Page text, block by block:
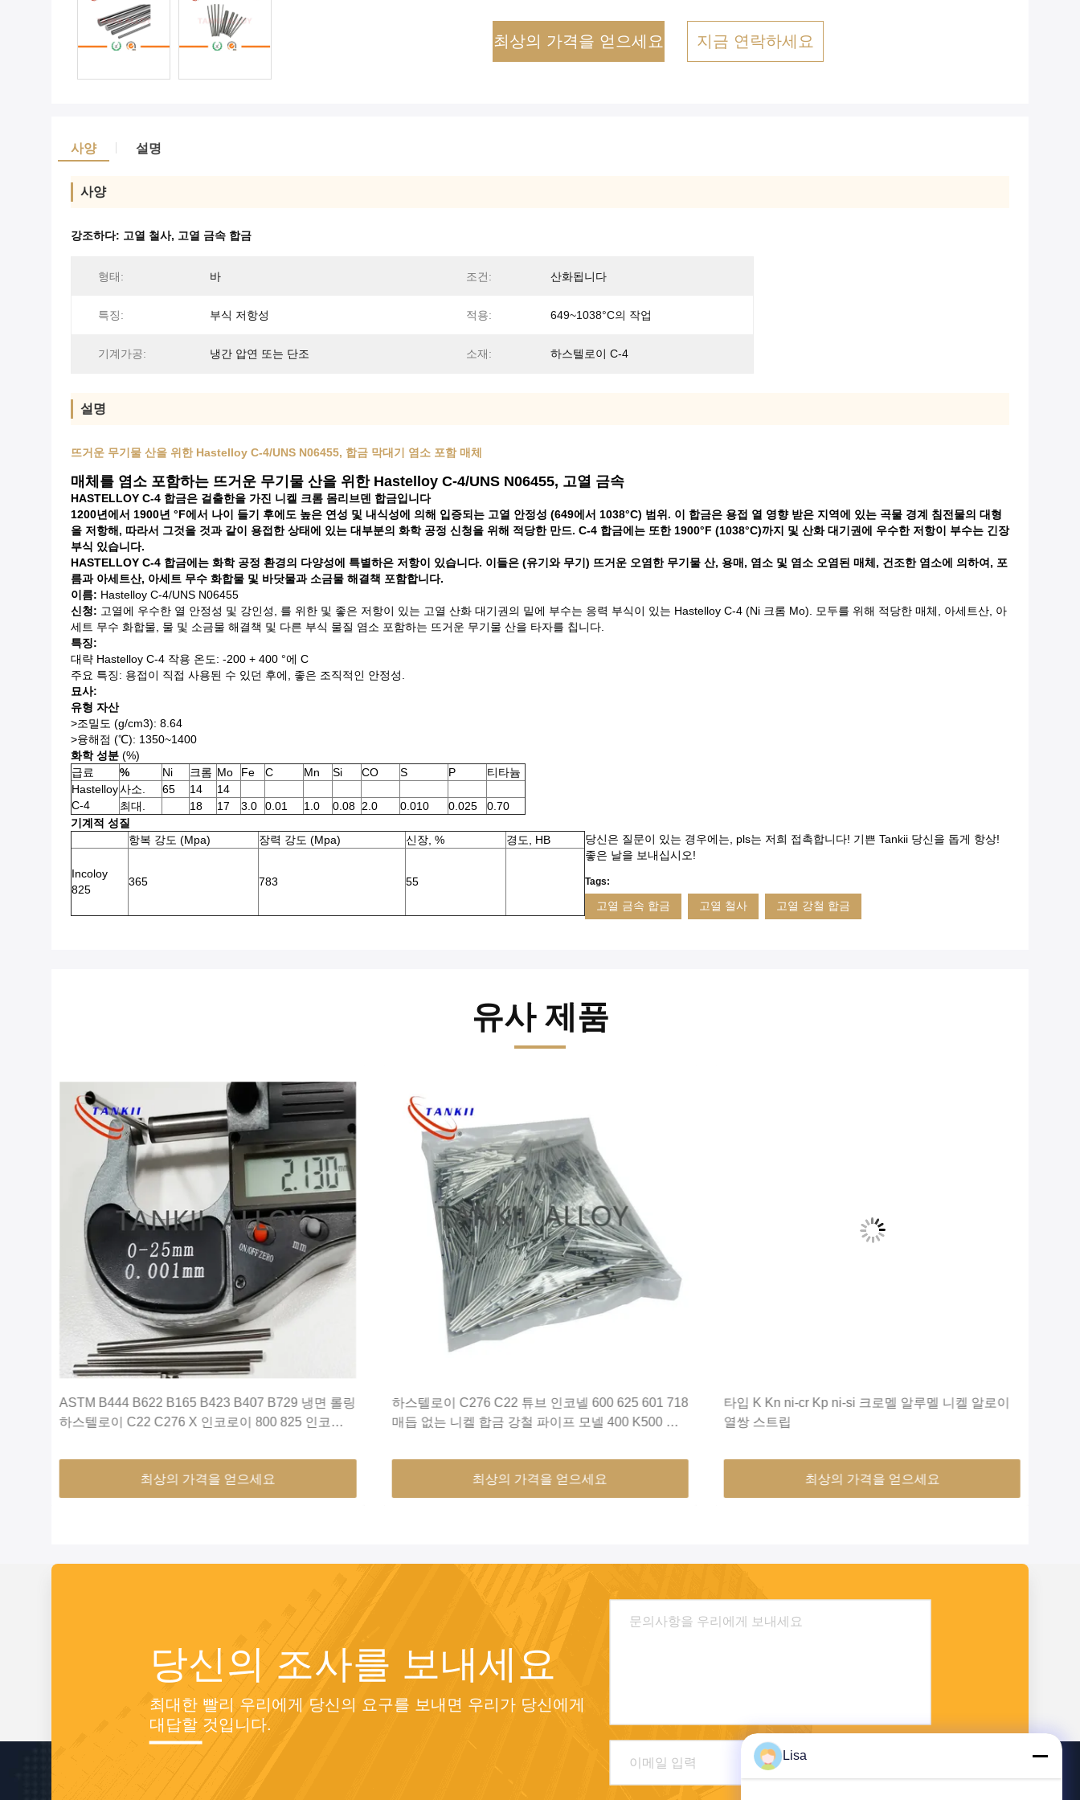
최상의 가격을 얻으세요 지금 연락하세요
사양 설명
사양
강조하다: 고열 철사, 고열 금속 합금
형태: 바 조건: 산화됩니다
특징: 부식 저항성 적용: 649~1038°C의 작업
기계가공: 냉간 압연 또는 단조 소재: 하스텔로이 C-4
설명
뜨거운 무기물 산을 위한 Hastelloy C-4/UNS N06455, 합금 막대기 염소 포함 매체
매체를 염소 포함하는 뜨거운 무기물 산을 위한 Hastelloy C-4/UNS N06455, 고열 금속
HASTELLOY C-4 합금은 걸출한을 가진 니켈 크롬 몸리브덴 합금입니다
1200년에서 1900년 °F에서 나이 들기 후에도 높은 연성 및 내식성에 의해 입증되는 고열 안정성 (649에서 1038°C) 범위. 이 합금은 용접 열 영향 받은 지역에 있는 곡물 경계 침전물의 대형
을 저항해, 따라서 그것을 것과 같이 용접한 상태에 있는 대부분의 화학 공정 신청을 위해 적당한 만드. C-4 합금에는 또한 1900°F (1038°C)까지 및 산화 대기권에 우수한 저항이 부수는 긴장
부식 있습니다.
HASTELLOY C-4 합금에는 화학 공정 환경의 다양성에 특별하은 저항이 있습니다. 이들은 (유기와 무기) 뜨거운 오염한 무기물 산, 용매, 염소 및 염소 오염된 매체, 건조한 염소에 의하여, 포
름과 아세트산, 아세트 무수 화합물 및 바닷물과 소금물 해결책 포함합니다.
이름: Hastelloy C-4/UNS N06455
신청: 고열에 우수한 열 안정성 및 강인성, 를 위한 및 좋은 저항이 있는 고열 산화 대기권의 밑에 부수는 응력 부식이 있는 Hastelloy C-4 (Ni 크롬 Mo). 모두를 위해 적당한 매체, 아세트산, 아
세트 무수 화합물, 물 및 소금물 해결책 및 다른 부식 물질 염소 포함하는 뜨거운 무기물 산을 타자를 칩니다.
특징:
대략 Hastelloy C-4 작용 온도: -200 + 400 °에 C
주요 특징: 용접이 직접 사용된 수 있던 후에, 좋은 조직적인 안정성.
묘사:
유형 자산
>조밀도 (g/cm3): 8.64
>융해점 (℃): 1350~1400
화학 성분 (%)
급료
% Ni 크롬 Mo Fe C Mn Si CO S P
티타늄
Hastelloy
C-4
사소. 65 14
14
최대.
18 17 3.0 0.01 1.0 0.08 2.0 0.010 0.025
0.70
기계적 성질
항복 강도 (Mpa)
장력 강도 (Mpa) 신장, % 경도, HB
Incoloy
825
365 783 55
당신은 질문이 있는 경우에는, pls는 저희 접촉합니다! 기쁜 Tankii 당신을 돕게 항상!
좋은 날을 보내십시오!
Tags:
고열 금속 합금 고열 철사 고열 강철 합금
유사 제품
ASTM B444 B622 B165 B423 B407 B729 냉면 롤링
하스텔로이 C22 C276 X 인코로이 800 825 인코넬
금 튜브
최상의 가격을 얻으세요
하스텔로이 C276 C22 튜브 인코넬 600 625 601 718
매듭 없는 니켈 합금 강철 파이프 모넬 400 K500 튜
최상의 가격을 얻으세요
타입 K Kn ni-cr Kp ni-si 크로멜 알루멜 니켈 알로이
열쌍 스트립
최상의 가격을 얻으세요
당신의 조사를 보내세요
최대한 빨리 우리에게 당신의 요구를 보내면 우리가 당신에게
대답할 것입니다.
Lisa